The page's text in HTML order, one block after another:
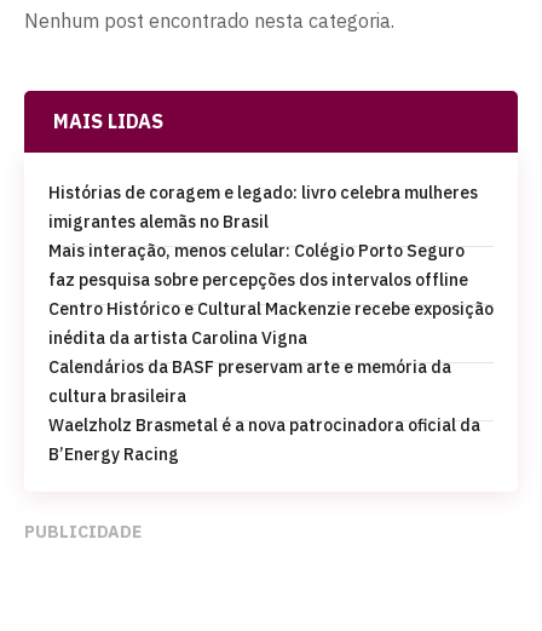
Nenhum post encontrado nesta categoria.
MAIS LIDAS
Histórias de coragem e legado: livro celebra mulheres
imigrantes alemãs no Brasil
Mais interação, menos celular: Colégio Porto Seguro
faz pesquisa sobre percepções dos intervalos offline
Centro Histórico e Cultural Mackenzie recebe exposição
inédita da artista Carolina Vigna
Calendários da BASF preservam arte e memória da
cultura brasileira
Waelzholz Brasmetal é a nova patrocinadora oficial da
B’Energy Racing
PUBLICIDADE